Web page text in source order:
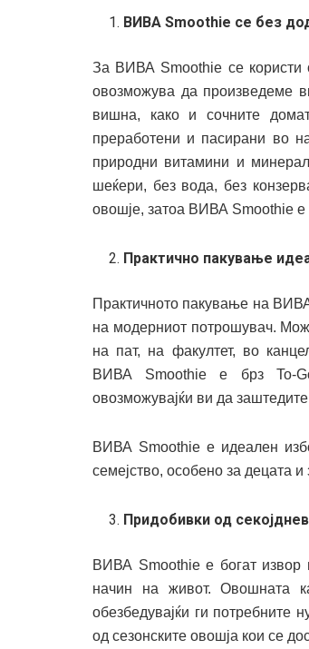
ВИВА Smoothie се без
За ВИВА Smoothie се користи
овозможува да произведеме
вишна, како и сочните
преработени и пасирани во
природни витамини и
шеќери, без вода, без
овошје, затоа ВИВА Smoothie е
Практично пакување
Практичното пакување на
на модерниот потрошувач.
на пат, на факултет, во
ВИВА Smoothie e брз To-
овозможувајќи ви да
ВИВА Smoothie е идеален
семејство, особено за децата
Придобивки од
ВИВА Smoothie е богат извор
начин на живот. Овошната
обезбедувајќи ги потребните
од сезонските овошја кои се